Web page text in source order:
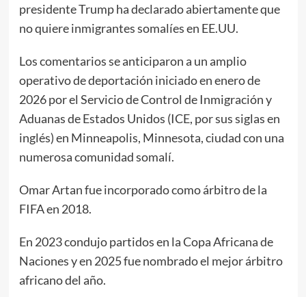
presidente Trump ha declarado abiertamente que
no quiere inmigrantes somalíes en EE.UU.
Los comentarios se anticiparon a un amplio
operativo de deportación iniciado en enero de
2026 por el Servicio de Control de Inmigración y
Aduanas de Estados Unidos (ICE, por sus siglas en
inglés) en Minneapolis, Minnesota, ciudad con una
numerosa comunidad somalí.
Omar Artan fue incorporado como árbitro de la
FIFA en 2018.
En 2023 condujo partidos en la Copa Africana de
Naciones y en 2025 fue nombrado el mejor árbitro
africano del año.